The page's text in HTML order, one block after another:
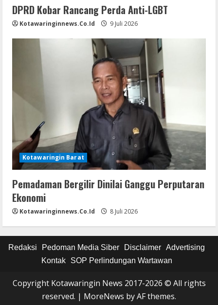
DPRD Kobar Rancang Perda Anti-LGBT
Kotawaringinnews.co.id 9 Juli 2026
Kotawaringin Barat
Pemadaman Bergilir Dinilai Ganggu Perputaran
Ekonomi
Kotawaringinnews.co.id 8 Juli 2026
Redaksi Pedoman Media Siber Disclaimer Advertising
Kontak
SOP Perlindungan Wartawan
Copyright Kotawaringin News 2017-2026 © All rights
reserved. | MoreNews by AF themes.